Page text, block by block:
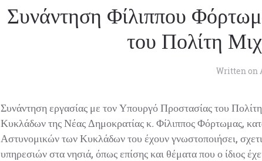
Συνάντηση Φίλιππου
του Πολίτη
Written on
Συνάντηση εργασίας με τον Υπουργό Προστασίας του
Κυκλάδων της Νέας Δημοκρατίας κ. Φίλιππος Φόρτωμας,
Αστυνομικών των Κυκλάδων του έχουν γνωστοποιήσει,
υπηρεσιών στα νησιά, όπως επίσης και θέματα που ο ίδιος